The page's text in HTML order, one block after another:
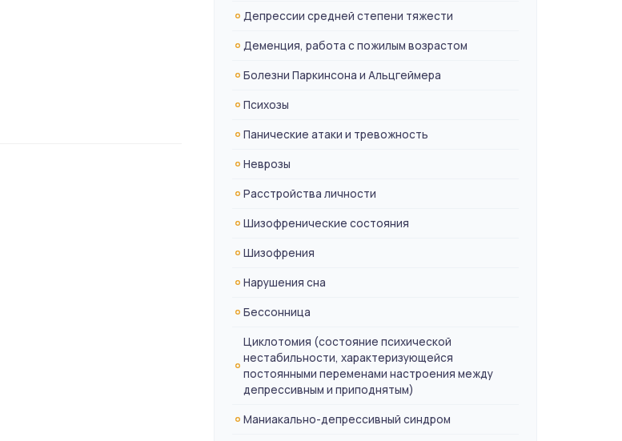
Депрессии средней степени тяжести
Деменция, работа с пожилым возрастом
Болезни Паркинсона и Альцгеймера
Психозы
Панические атаки и тревожность
Неврозы
Расстройства личности
Шизофренические состояния
Шизофрения
Нарушения сна
Бессонница
Циклотомия (состояние психической
нестабильности, характеризующейся
постоянными переменами настроения между
депрессивным и приподнятым)
Маниакально-депрессивный синдром